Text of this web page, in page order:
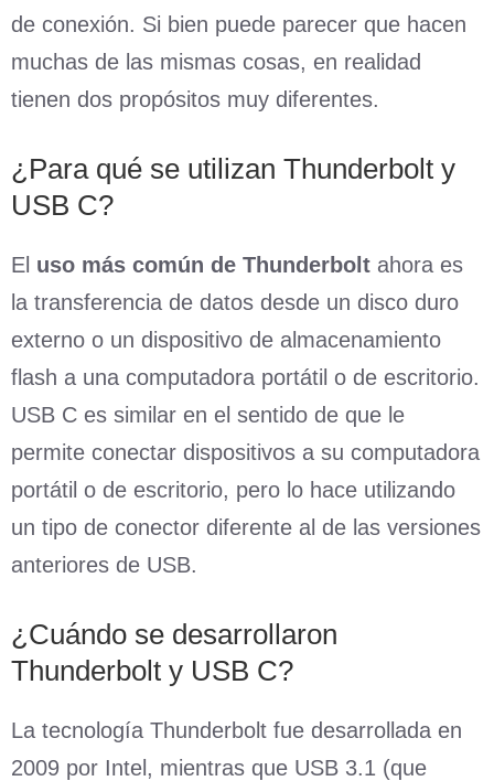
de conexión. Si bien puede parecer que hacen
muchas de las mismas cosas, en realidad
tienen dos propósitos muy diferentes.
¿Para qué se utilizan Thunderbolt y
USB C?
El uso más común de Thunderbolt ahora es
la transferencia de datos desde un disco duro
externo o un dispositivo de almacenamiento
flash a una computadora portátil o de escritorio.
USB C es similar en el sentido de que le
permite conectar dispositivos a su computadora
portátil o de escritorio, pero lo hace utilizando
un tipo de conector diferente al de las versiones
anteriores de USB.
¿Cuándo se desarrollaron
Thunderbolt y USB C?
La tecnología Thunderbolt fue desarrollada en
2009 por Intel, mientras que USB 3.1 (que